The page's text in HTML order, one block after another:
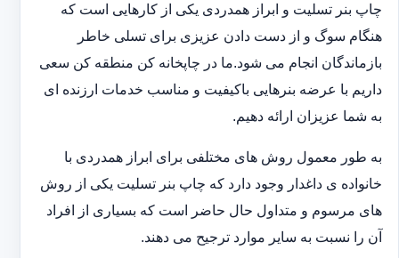
چاپ بنر تسلیت و ابراز همدردی یکی از کارهایی است که
هنگام سوگ و از دست دادن عزیزی برای تسلی خاطر
بازماندگان انجام می شود.ما در چاپخانه کن منطقه کن سعی
داریم با عرضه بنرهایی باکیفیت و مناسب خدمات ارزنده ای
به شما عزیزان ارائه دهیم.
به طور معمول روش های مختلفی برای ابراز همدردی با
خانواده ی داغدار وجود دارد که چاپ بنر تسلیت یکی از روش
های مرسوم و متداول حال حاضر است که بسیاری از افراد
آن را نسبت به سایر موارد ترجیح می دهند.